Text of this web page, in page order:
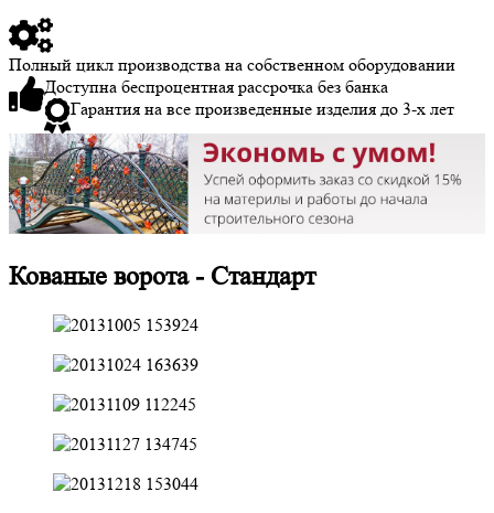
Полный цикл производства на собственном оборудовании
Доступна беспроцентная рассрочка без банка
Гарантия на все произведенные изделия до 3-х лет
Кованые ворота - Стандарт